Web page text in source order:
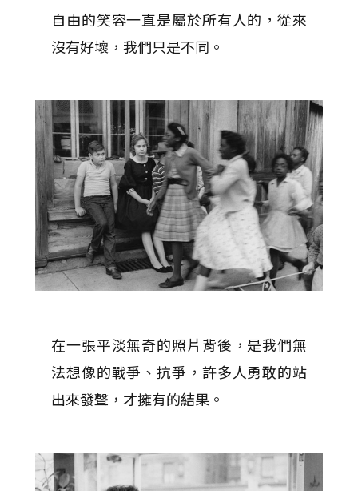
自由的笑容一直是屬於所有人的，從來
沒有好壞，我們只是不同。
在一張平淡無奇的照片背後，是我們無
法想像的戰爭、抗爭，許多人勇敢的站
出來發聲，才擁有的結果。